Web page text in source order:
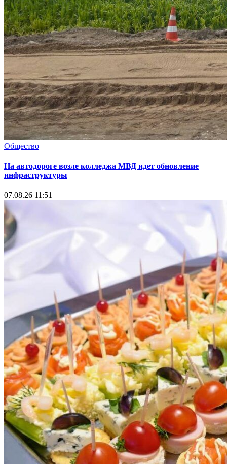
Общество
На автодороге возле колледжа МВД идет обновление
инфраструктуры
07.08.26 11:51